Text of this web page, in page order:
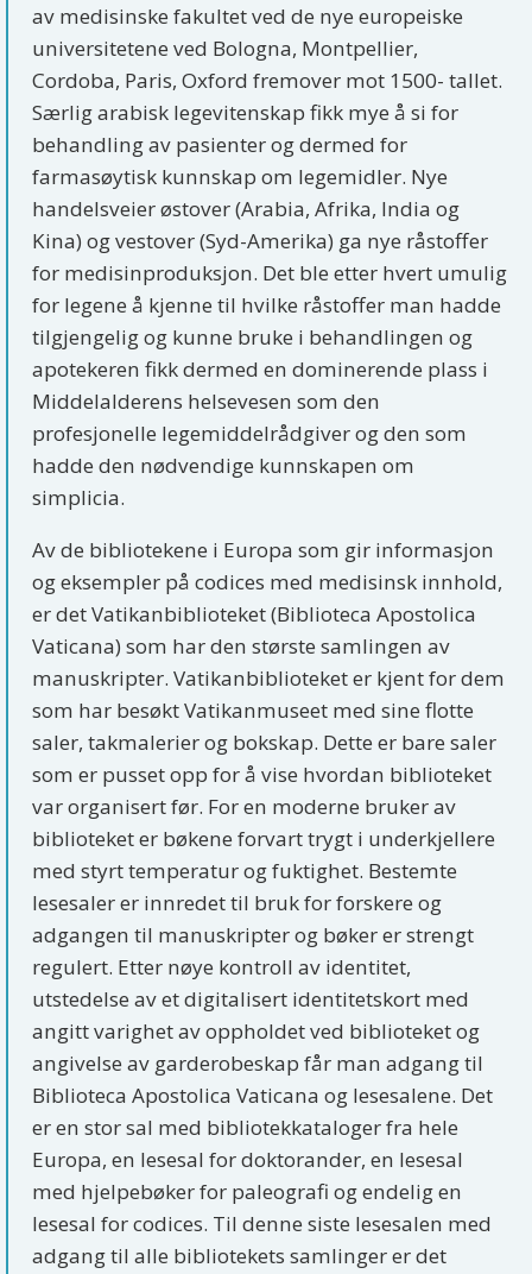
av medisinske fakultet ved de nye europeiske
universitetene ved Bologna, Montpellier,
Cordoba, Paris, Oxford fremover mot 1500- tallet.
Særlig arabisk legevitenskap fikk mye å si for
behandling av pasienter og dermed for
farmasøytisk kunnskap om legemidler. Nye
handelsveier østover (Arabia, Afrika, India og
Kina) og vestover (Syd-Amerika) ga nye råstoffer
for medisinproduksjon. Det ble etter hvert umulig
for legene å kjenne til hvilke råstoffer man hadde
tilgjengelig og kunne bruke i behandlingen og
apotekeren fikk dermed en dominerende plass i
Middelalderens helsevesen som den
profesjonelle legemiddelrådgiver og den som
hadde den nødvendige kunnskapen om
simplicia.
Av de bibliotekene i Europa som gir informasjon
og eksempler på codices med medisinsk innhold,
er det Vatikanbiblioteket (Biblioteca Apostolica
Vaticana) som har den største samlingen av
manuskripter. Vatikanbiblioteket er kjent for dem
som har besøkt Vatikanmuseet med sine flotte
saler, takmalerier og bokskap. Dette er bare saler
som er pusset opp for å vise hvordan biblioteket
var organisert før. For en moderne bruker av
biblioteket er bøkene forvart trygt i underkjellere
med styrt temperatur og fuktighet. Bestemte
lesesaler er innredet til bruk for forskere og
adgangen til manuskripter og bøker er strengt
regulert. Etter nøye kontroll av identitet,
utstedelse av et digitalisert identitetskort med
angitt varighet av oppholdet ved biblioteket og
angivelse av garderobeskap får man adgang til
Biblioteca Apostolica Vaticana og lesesalene. Det
er en stor sal med bibliotekkataloger fra hele
Europa, en lesesal for doktorander, en lesesal
med hjelpebøker for paleografi og endelig en
lesesal for codices. Til denne siste lesesalen med
adgang til alle bibliotekets samlinger er det